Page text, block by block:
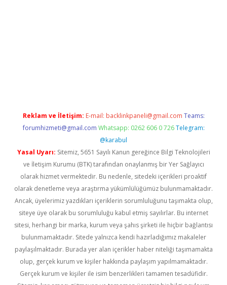
Reklam ve İletişim: E-mail: backlinkpaneli@gmail.com Teams:
forumhizmeti@gmail.com Whatsapp: 0262 606 0 726 Telegram:
@karabul
Yasal Uyarı: Sitemiz, 5651 Sayılı Kanun gereğince Bilgi Teknolojileri
ve İletişim Kurumu (BTK) tarafından onaylanmış bir Yer Sağlayıcı
olarak hizmet vermektedir. Bu nedenle, sitedeki içerikleri proaktif
olarak denetleme veya araştırma yükümlülüğümüz bulunmamaktadır.
Ancak, üyelerimiz yazdıkları içeriklerin sorumluluğunu taşımakta olup,
siteye üye olarak bu sorumluluğu kabul etmiş sayılırlar. Bu internet
sitesi, herhangi bir marka, kurum veya şahıs şirketi ile hiçbir bağlantısı
bulunmamaktadır. Sitede yalnızca kendi hazırladığımız makaleler
paylaşılmaktadır. Burada yer alan içerikler haber niteliği taşımamakta
olup, gerçek kurum ve kişiler hakkında paylaşım yapılmamaktadır.
Gerçek kurum ve kişiler ile isim benzerlikleri tamamen tesadüfidir.